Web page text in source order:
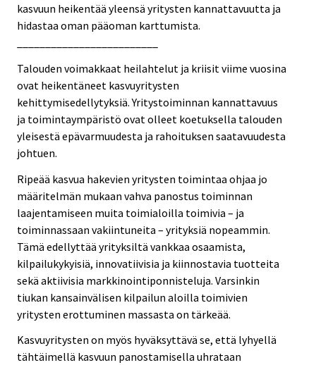
kasvuun heikentää yleensä yritysten kannattavuutta ja
hidastaa oman pääoman karttumista.
Talouden voimakkaat heilahtelut ja kriisit viime vuosina
ovat heikentäneet kasvuyritysten
kehittymisedellytyksiä. Yritystoiminnan kannattavuus
ja toimintaympäristö ovat olleet koetuksella talouden
yleisestä epävarmuudesta ja rahoituksen saatavuudesta
johtuen.
Ripeää kasvua hakevien yritysten toimintaa ohjaa jo
määritelmän mukaan vahva panostus toiminnan
laajentamiseen muita toimialoilla toimivia – ja
toiminnassaan vakiintuneita – yrityksiä nopeammin.
Tämä edellyttää yrityksiltä vankkaa osaamista,
kilpailukykyisiä, innovatiivisia ja kiinnostavia tuotteita
sekä aktiivisia markkinointiponnisteluja. Varsinkin
tiukan kansainvälisen kilpailun aloilla toimivien
yritysten erottuminen massasta on tärkeää.
Kasvuyritysten on myös hyväksyttävä se, että lyhyellä
tähtäimellä kasvuun panostamisella uhrataan